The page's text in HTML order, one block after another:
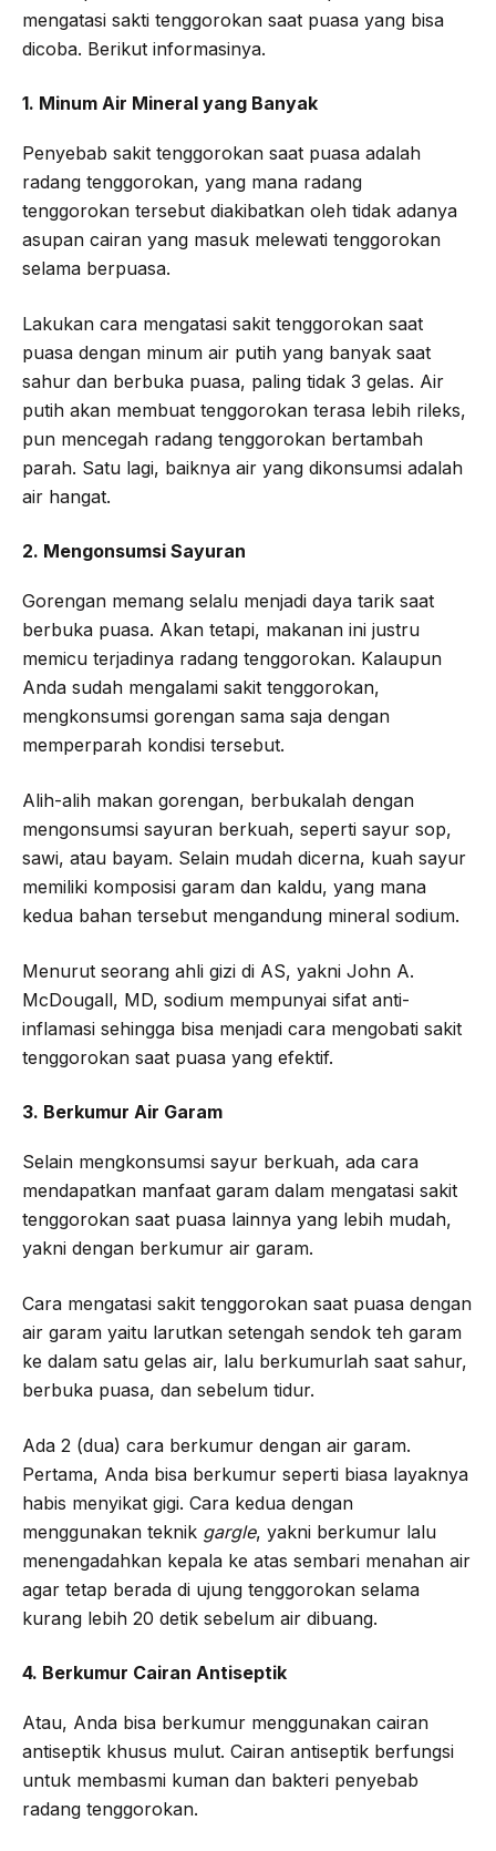
mengatasi sakti tenggorokan saat puasa yang bisa
dicoba. Berikut informasinya.
1. Minum Air Mineral yang Banyak
Penyebab sakit tenggorokan saat puasa adalah
radang tenggorokan, yang mana radang
tenggorokan tersebut diakibatkan oleh tidak adanya
asupan cairan yang masuk melewati tenggorokan
selama berpuasa.
Lakukan cara mengatasi sakit tenggorokan saat
puasa dengan minum air putih yang banyak saat
sahur dan berbuka puasa, paling tidak 3 gelas. Air
putih akan membuat tenggorokan terasa lebih rileks,
pun mencegah radang tenggorokan bertambah
parah. Satu lagi, baiknya air yang dikonsumsi adalah
air hangat.
2. Mengonsumsi Sayuran
Gorengan memang selalu menjadi daya tarik saat
berbuka puasa. Akan tetapi, makanan ini justru
memicu terjadinya radang tenggorokan. Kalaupun
Anda sudah mengalami sakit tenggorokan,
mengkonsumsi gorengan sama saja dengan
memperparah kondisi tersebut.
Alih-alih makan gorengan, berbukalah dengan
mengonsumsi sayuran berkuah, seperti sayur sop,
sawi, atau bayam. Selain mudah dicerna, kuah sayur
memiliki komposisi garam dan kaldu, yang mana
kedua bahan tersebut mengandung mineral sodium.
Menurut seorang ahli gizi di AS, yakni John A.
McDougall, MD, sodium mempunyai sifat anti-
inflamasi sehingga bisa menjadi cara mengobati sakit
tenggorokan saat puasa yang efektif.
3. Berkumur Air Garam
Selain mengkonsumsi sayur berkuah, ada cara
mendapatkan manfaat garam dalam mengatasi sakit
tenggorokan saat puasa lainnya yang lebih mudah,
yakni dengan berkumur air garam.
Cara mengatasi sakit tenggorokan saat puasa dengan
air garam yaitu larutkan setengah sendok teh garam
ke dalam satu gelas air, lalu berkumurlah saat sahur,
berbuka puasa, dan sebelum tidur.
Ada 2 (dua) cara berkumur dengan air garam.
Pertama, Anda bisa berkumur seperti biasa layaknya
habis menyikat gigi. Cara kedua dengan
menggunakan teknik gargle, yakni berkumur lalu
menengadahkan kepala ke atas sembari menahan air
agar tetap berada di ujung tenggorokan selama
kurang lebih 20 detik sebelum air dibuang.
4. Berkumur Cairan Antiseptik
Atau, Anda bisa berkumur menggunakan cairan
antiseptik khusus mulut. Cairan antiseptik berfungsi
untuk membasmi kuman dan bakteri penyebab
radang tenggorokan.